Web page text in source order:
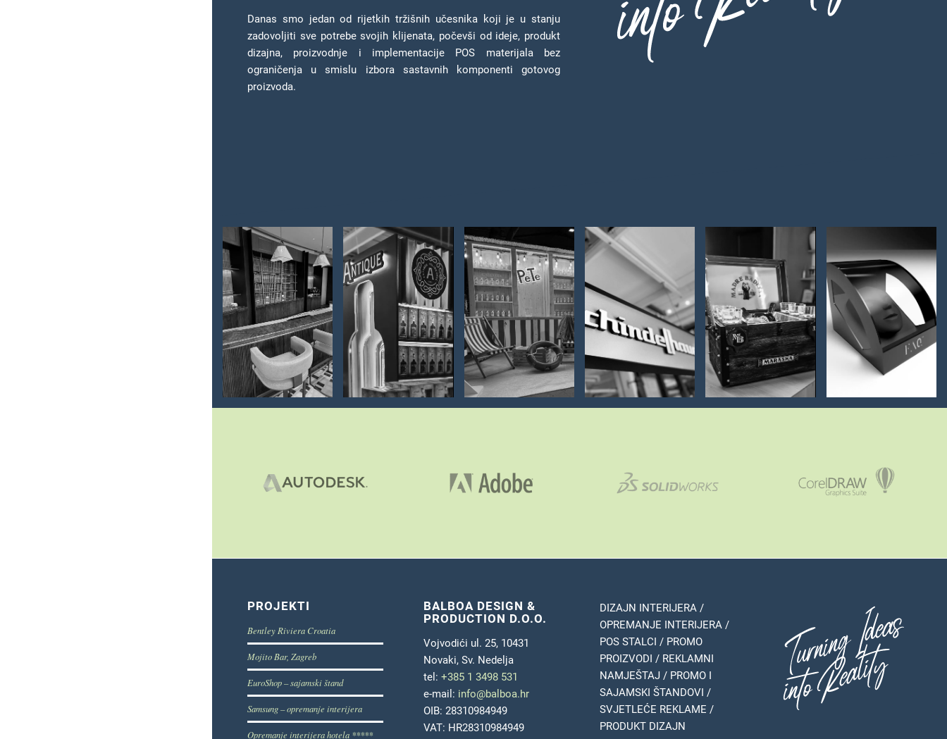
Danas smo jedan od rijetkih tržišnih učesnika koji je u stanju
zadovoljiti sve potrebe svojih klijenata, počevši od ideje, produkt
dizajna, proizvodnje i implementacije POS materijala bez
ograničenja u smislu izbora sastavnih komponenti gotovog
proizvoda.
UREĐENJE I
OPREMANJE
INTERIJERA
REKLAMNI
NAMJEŠTAJ /
POS STALCI I
ELEMENTI
SAJAMSKI I
PROMO
ŠTANDOVI
SVJETLEĆE
REKLAME I 3D
SLOVA
PROMO
PROIZVODI
3D
VIZUALIZACIJE I
RENDERI
PROJEKTI
Bentley Riviera Croatia
Mojito Bar, Zagreb
EuroShop – sajamski štand
Samsung – opremanje interijera
Opremanje interijera hotela *****
BALBOA DESIGN &
PRODUCTION D.O.O.
Vojvodići ul. 25, 10431
Novaki, Sv. Nedelja
tel: +385 1 3498 531
e-mail: info@balboa.hr
OIB: 28310984949
VAT: HR28310984949
DIZAJN INTERIJERA /
OPREMANJE INTERIJERA /
POS STALCI / PROMO
PROIZVODI / REKLAMNI
NAMJEŠTAJ / PROMO I
SAJAMSKI ŠTANDOVI /
SVJETLEĆE REKLAME /
PRODUKT DIZAJN